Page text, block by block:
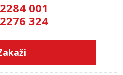
001
324